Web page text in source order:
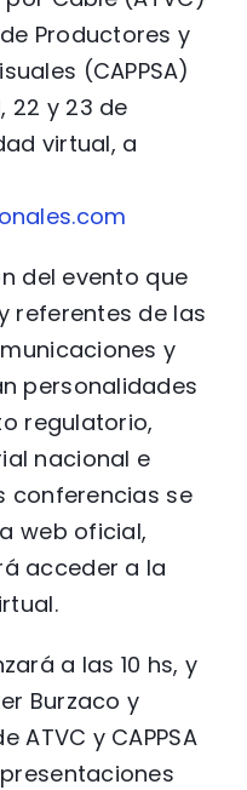
Productores y
(CAPPSA)
22 y 23 de
virtual, a
del evento que
referentes de las
y
personalidades
regulatorio,
nacional e
conferencias se
web oficial,
acceder a la
a las 10 hs, y
Burzaco y
ATVC y CAPPSA